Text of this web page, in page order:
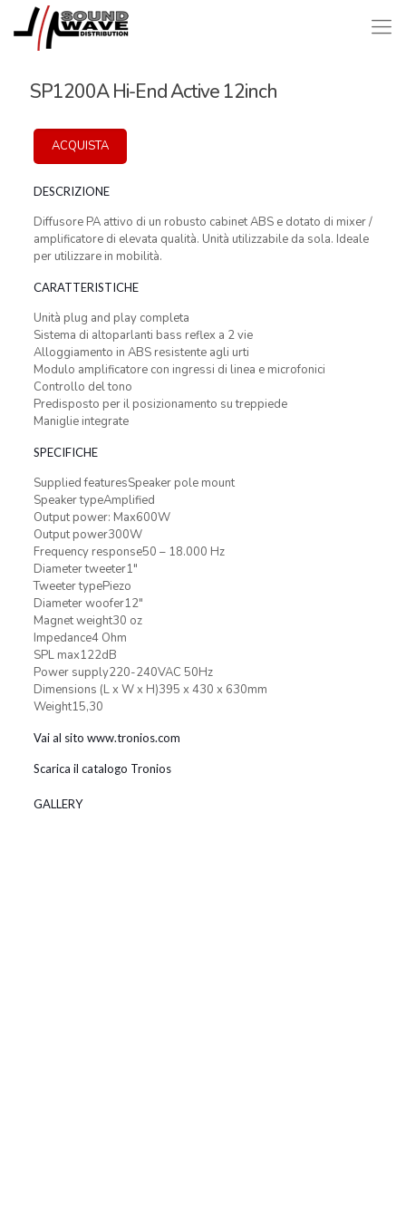
SP1200A Hi-End Active 12inch
ACQUISTA
DESCRIZIONE
Diffusore PA attivo di un robusto cabinet ABS e dotato di mixer /
amplificatore di elevata qualità. Unità utilizzabile da sola. Ideale
per utilizzare in mobilità.
CARATTERISTICHE
Unità plug and play completa
Sistema di altoparlanti bass reflex a 2 vie
Alloggiamento in ABS resistente agli urti
Modulo amplificatore con ingressi di linea e microfonici
Controllo del tono
Predisposto per il posizionamento su treppiede
Maniglie integrate
SPECIFICHE
Supplied featuresSpeaker pole mount
Speaker typeAmplified
Output power: Max600W
Output power300W
Frequency response50 – 18.000 Hz
Diameter tweeter1″
Tweeter typePiezo
Diameter woofer12″
Magnet weight30 oz
Impedance4 Ohm
SPL max122dB
Power supply220-240VAC 50Hz
Dimensions (L x W x H)395 x 430 x 630mm
Weight15,30
Vai al sito www.tronios.com
Scarica il catalogo Tronios
GALLERY